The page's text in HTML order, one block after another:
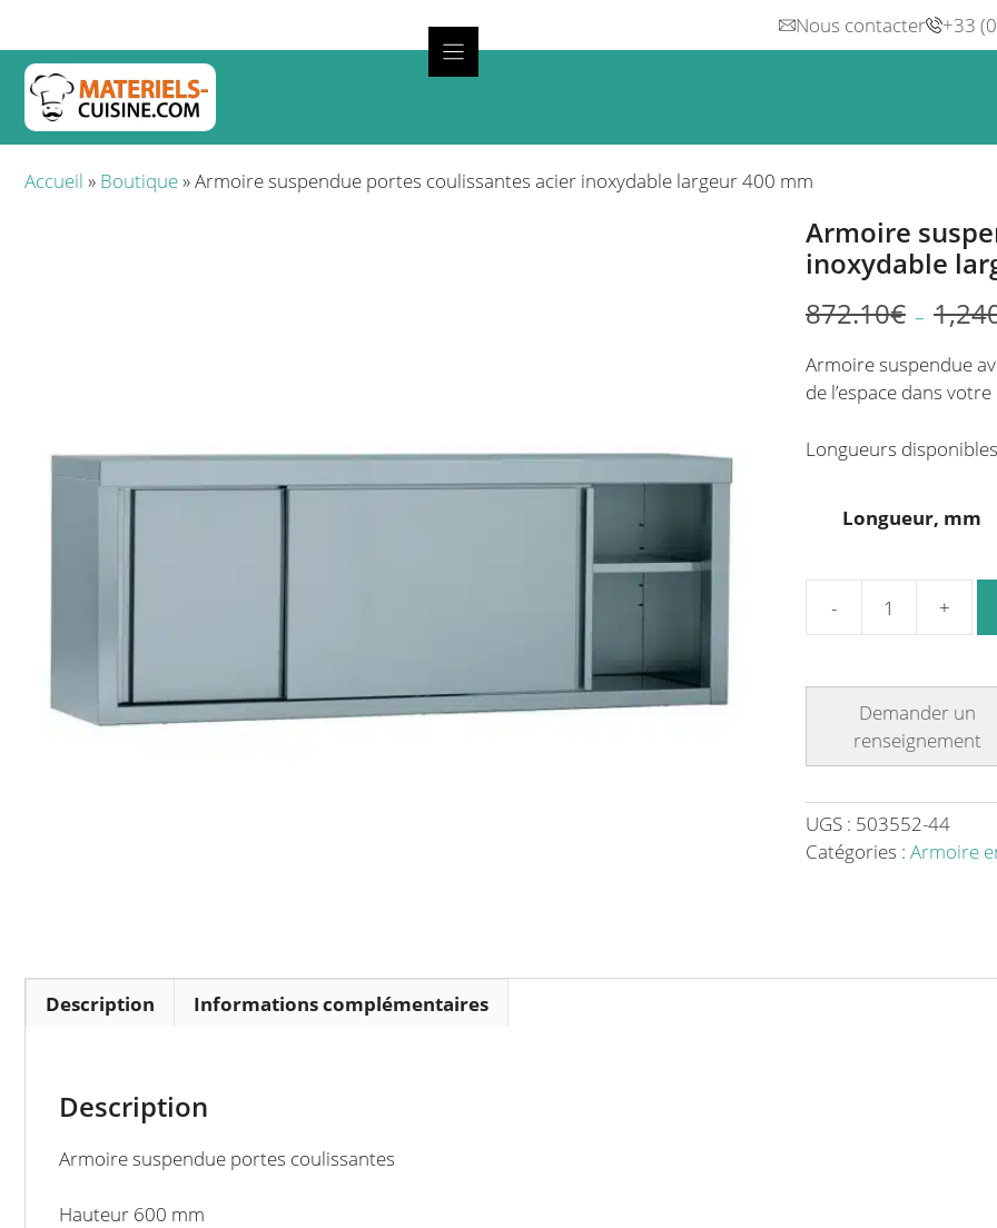
contenu
Nous contacter +33
Accueil » Boutique»Armoire suspendue portes coulissantes acier inoxydable largeur 400 mm
Armoire
inoxydable
872.10€ –
Plage
de
prix :
732.56€
à
1,041.87€
Armoire suspendue
de l’espace dans
Longueurs
Longueur, mm
quantité
suspendue
coulissantes
inoxydable
largeur
UGS : 503552-44
Catégories : Armoire
Description Informations complémentaires
Description
Armoire suspendue portes coulissantes
Hauteur 600 mm